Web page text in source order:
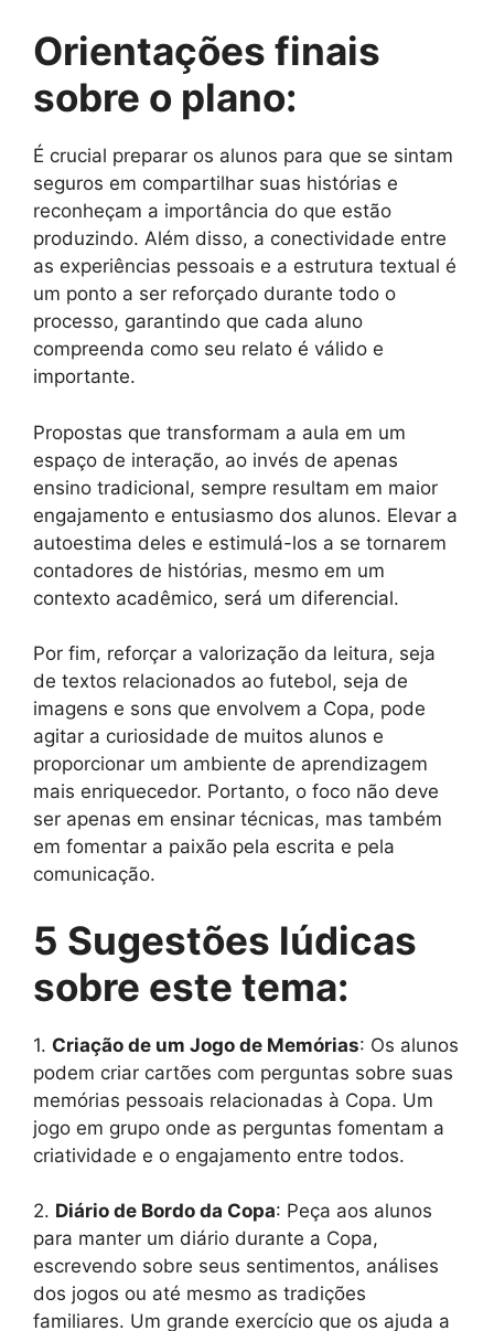
Orientações finais
sobre o plano:
É crucial preparar os alunos para que se sintam
seguros em compartilhar suas histórias e
reconheçam a importância do que estão
produzindo. Além disso, a conectividade entre
as experiências pessoais e a estrutura textual é
um ponto a ser reforçado durante todo o
processo, garantindo que cada aluno
compreenda como seu relato é válido e
importante.
Propostas que transformam a aula em um
espaço de interação, ao invés de apenas
ensino tradicional, sempre resultam em maior
engajamento e entusiasmo dos alunos. Elevar a
autoestima deles e estimulá-los a se tornarem
contadores de histórias, mesmo em um
contexto acadêmico, será um diferencial.
Por fim, reforçar a valorização da leitura, seja
de textos relacionados ao futebol, seja de
imagens e sons que envolvem a Copa, pode
agitar a curiosidade de muitos alunos e
proporcionar um ambiente de aprendizagem
mais enriquecedor. Portanto, o foco não deve
ser apenas em ensinar técnicas, mas também
em fomentar a paixão pela escrita e pela
comunicação.
5 Sugestões lúdicas
sobre este tema:
1. Criação de um Jogo de Memórias: Os alunos
podem criar cartões com perguntas sobre suas
memórias pessoais relacionadas à Copa. Um
jogo em grupo onde as perguntas fomentam a
criatividade e o engajamento entre todos.
2. Diário de Bordo da Copa: Peça aos alunos
para manter um diário durante a Copa,
escrevendo sobre seus sentimentos, análises
dos jogos ou até mesmo as tradições
familiares. Um grande exercício que os ajuda a